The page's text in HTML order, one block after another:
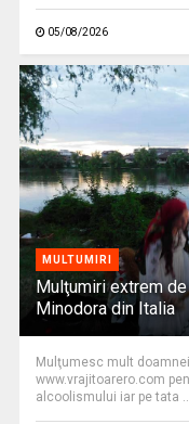
05/08/2026
MULTUMIRI
Mulţumiri extrem
Minodora din Italia
Mulţumesc mult
www.vrajitoarero.com
alcoolismului iar pe tata